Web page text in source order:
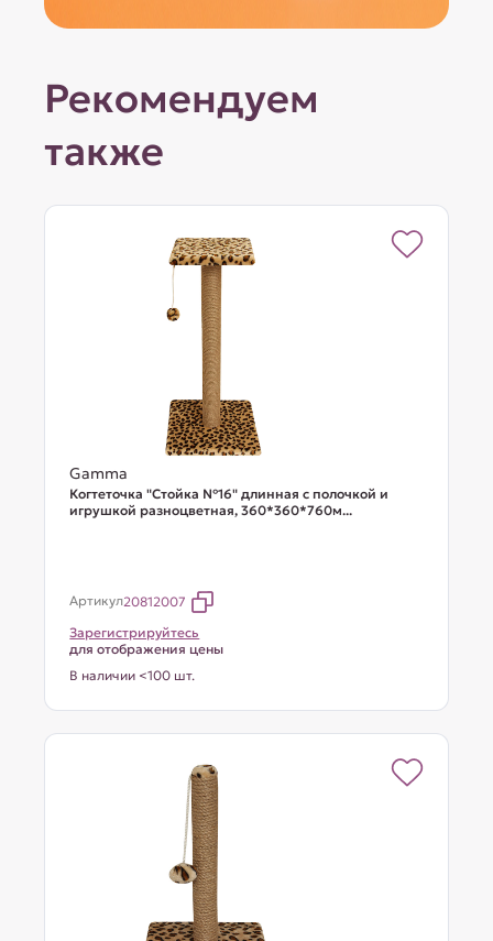
Рекомендуем
также
Gamma
Когтеточка "Стойка №16" длинная с полочкой и
игрушкой разноцветная, 360*360*760м...
Артикул20812007
Зарегистрируйтесь
для отображения цены
В наличии <100 шт.